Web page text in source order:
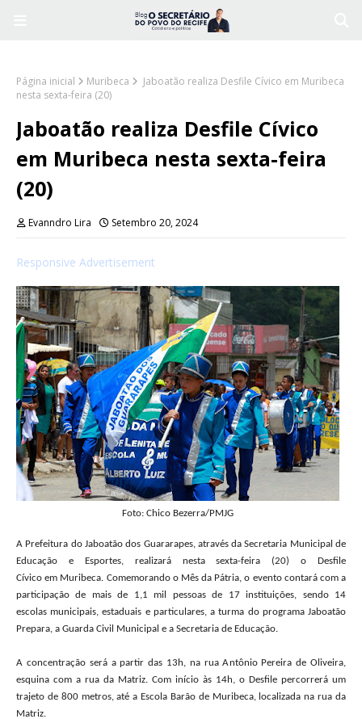
Página inicial Muribeca
Jaboatão realiza Desfile Cívico em Muribeca
nesta sexta-feira (20)
Jaboatão realiza Desfile Cívico
em Muribeca nesta sexta-feira
(20)
Evanndro Lira Setembro 20, 2024
Responsive Advertisement
Foto: Chico Bezerra/PMJG
A Prefeitura do Jaboatão dos Guararapes, através da Secretaria Municipal de
Educação e Esportes, realizará nesta sexta-feira (20) o Desfile
Cívico em Muribeca. Comemorando o Mês da Pátria, o evento contará com a
participação de mais de 1,1 mil pessoas de 17 instituições, sendo 14
escolas municipais, estaduais e particulares, a turma do programa Jaboatão
Prepara, a Guarda Civil Municipal e a Secretaria de Educação.
A concentração será a partir das 13h, na rua Antônio Pereira de Oliveira,
esquina com a rua da Matriz. Com início às 14h, o Desfile percorrerá um
trajeto de 800 metros, até a Escola Barão de Muribeca, localizada na rua da
Matriz.